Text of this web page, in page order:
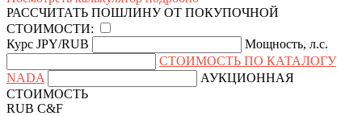
РАССЧИТАТЬ ПОШЛИНУ ОТ ПОКУПОЧНОЙ
СТОИМОСТИ:
Курс JPY/RUB
Мощность, л.с.
СТОИМОСТЬ ПО КАТАЛОГУ
NADA
АУКЦИОННАЯ
СТОИМОСТЬ
RUB C&F